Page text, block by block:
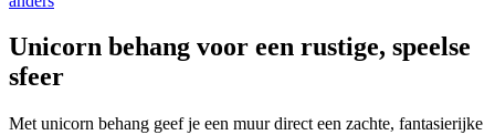
Unicorn behang voor een rustige, speelse
sfeer
Met unicorn behang geef je een muur direct een zachte, fantasierijke